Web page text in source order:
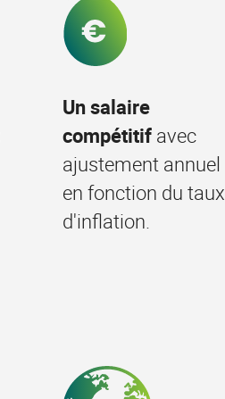
Un salaire
compétitifavec
ajustement annuel
en fonction du taux
d'inflation.